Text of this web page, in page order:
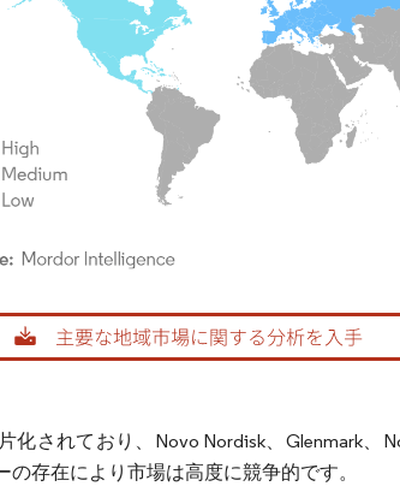
用にはCC BY 4.0の表示が必要です。
化されており、Novo Nordisk、Glenmark
存在により市場は高度に競争的です。